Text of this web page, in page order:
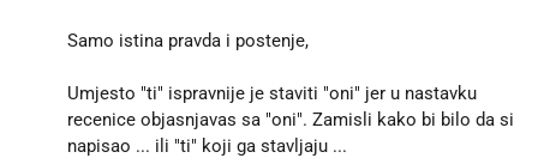
Samo istina pravda i postenje,
Umjesto "ti" ispravnije je staviti "oni" jer u nastavku
recenice objasnjavas sa "oni". Zamisli kako bi bilo da si
napisao ... ili "ti" koji ga stavljaju ...